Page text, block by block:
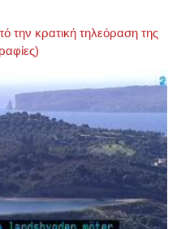
την κρατική τηλεόραση της